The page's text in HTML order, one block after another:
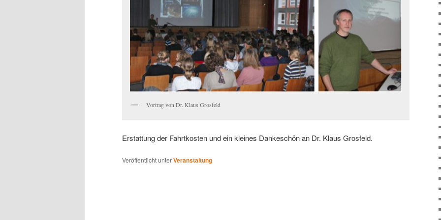
Vortrag von Dr. Klaus Grosfeld
Erstattung der Fahrtkosten und ein kleines Dankeschön an Dr. Klaus Grosfeld.
Veröffentlicht unterVeranstaltung